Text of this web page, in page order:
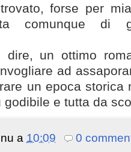
forse per
comunque di
un ottimo
ad
un epoca storica
godibile e tutta da
a 10:09
0